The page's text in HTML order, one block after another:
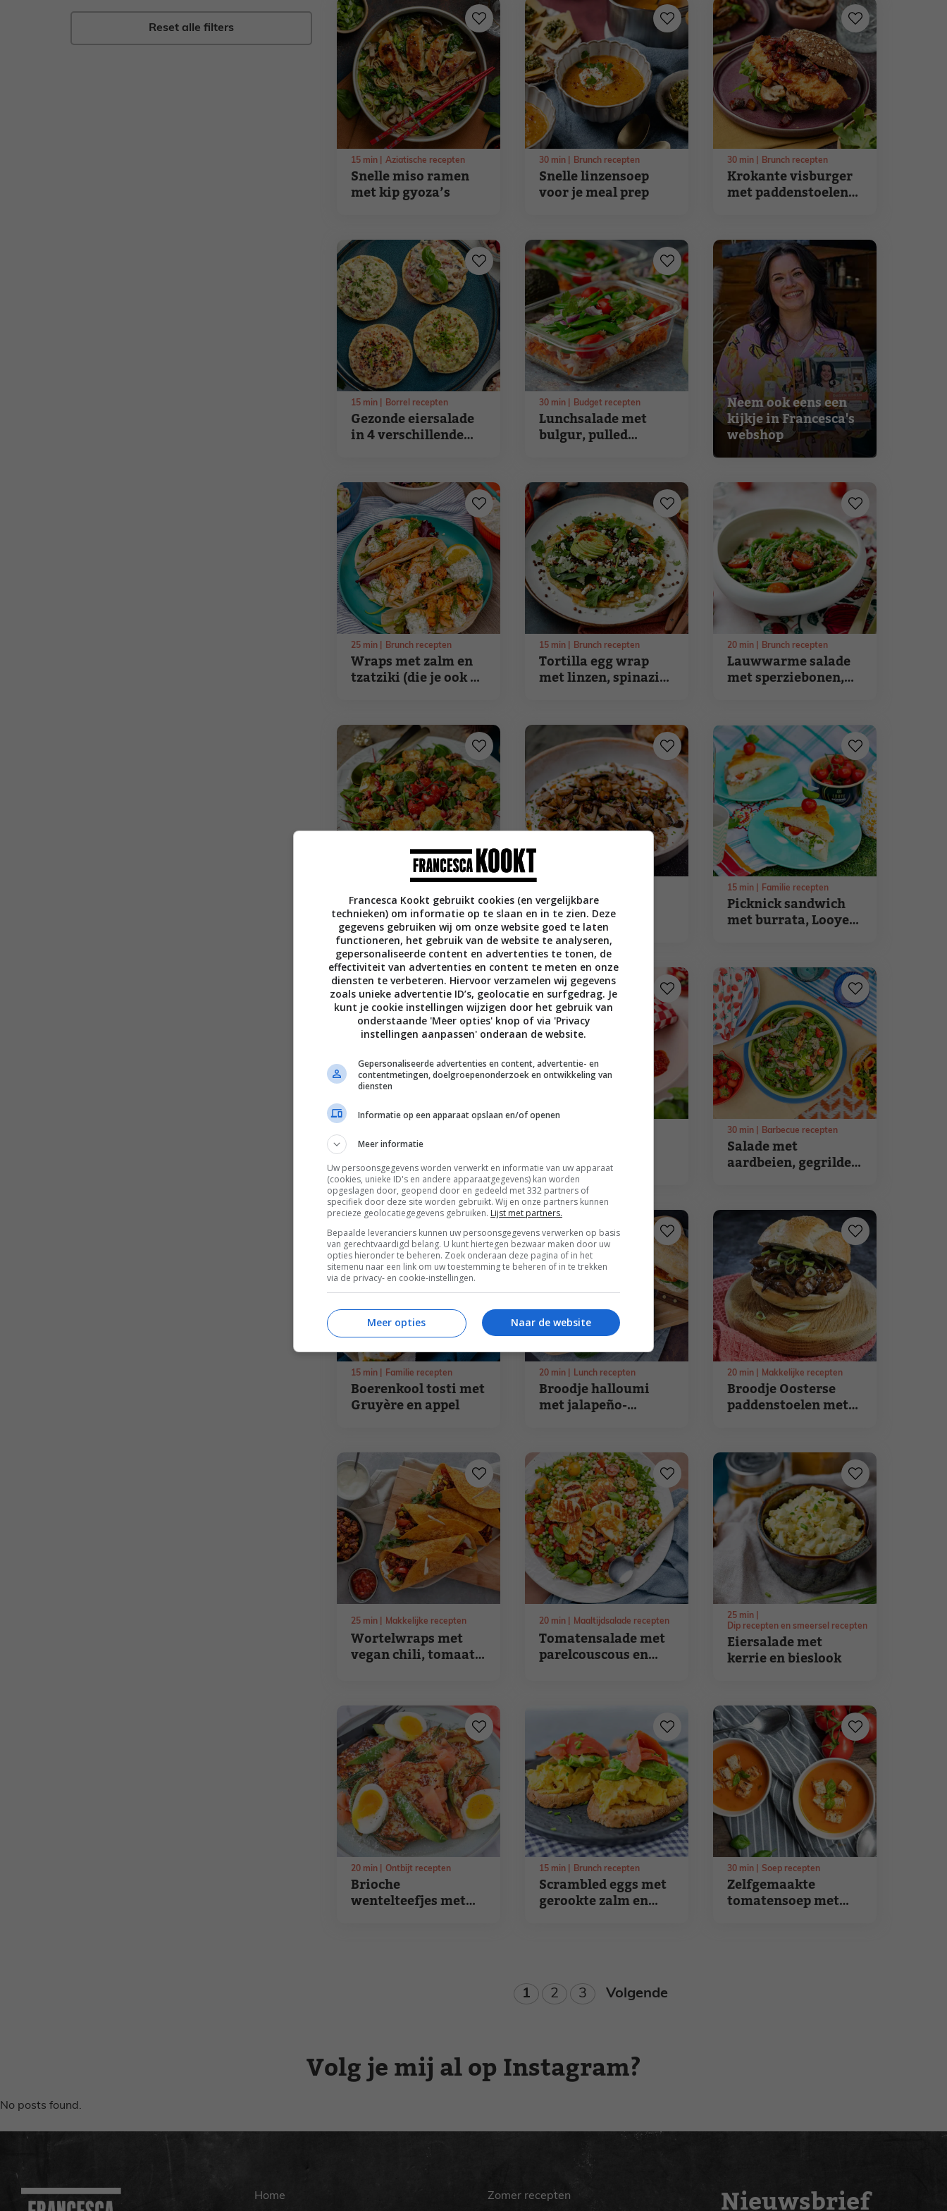
Snelle miso ramen
met kip gyoza’s
15 min Aziatische recepten
Snelle linzensoep
voor je meal prep
30 min Brunch recepten
Krokante visburger
met paddenstoelen
30 min Brunch recepten
Gezonde eiersalade
in 4 verschillende
15 min Borrel recepten
Lunchsalade met
bulgur, pulled
30 min Budget recepten
Neem ook eens een
kijkje in Francesca's
webshop
Wraps met zalm en
tzatziki (die je ook op
25 min Brunch recepten
Tortilla egg wrap
met linzen, spinazie
15 min Brunch recepten
Lauwwarme salade
met sperziebonen,
20 min Brunch recepten
Lunch salade met
brie uit de Airfryer
Hangop met
gebakken
paddenstoelen en
crispy chili olie
Picknick sandwich
met burrata, Looye
15 min Familie recepten
Witlofsalade met
gerookte kip, biet en
sinaasappel
avocado,
kikkererwten en
geroosterde paprika
Salade met
aardbeien, gegrilde
30 min Barbecue recepten
Boerenkool tosti met
Gruyère en appel
15 min Familie recepten
Broodje halloumi
met jalapeño-
20 min Lunch recepten
Broodje Oosterse
paddenstoelen met
20 min Makkelijke recepten
Wortelwraps met
vegan chili, tomaat
25 min Makkelijke recepten
Tomatensalade met
parelcouscous en
20 min Maaltijdsalade recepten
Eiersalade met
kerrie en bieslook
25 min
Dip recepten en smeersel recepten
Brioche
wentelteefjes met
20 min Ontbijt recepten
Scrambled eggs met
gerookte zalm en
15 min Brunch recepten
Zelfgemaakte
tomatensoep met
30 min Soep recepten
Pagina
1 Pagina
2 Pagina
3 Volgende
Reset alle filters
Volg je mij al op Instagram?
No posts found.
Home Zomer recepten Nieuwsbrief
Francesca Kookt gebruikt cookies (en vergelijkbare
technieken) om informatie op te slaan en in te zien. Deze
gegevens gebruiken wij om onze website goed te laten
functioneren, het gebruik van de website te analyseren,
gepersonaliseerde content en advertenties te tonen, de
effectiviteit van advertenties en content te meten en onze
diensten te verbeteren. Hiervoor verzamelen wij gegevens
zoals unieke advertentie ID’s, geolocatie en surfgedrag. Je
kunt je cookie instellingen wijzigen door het gebruik van
onderstaande 'Meer opties' knop of via 'Privacy
instellingen aanpassen' onderaan de website.
Gepersonaliseerde advertenties en content, advertentie- en
contentmetingen, doelgroepenonderzoek en ontwikkeling van
diensten
Informatie op een apparaat opslaan en/of openen
Meer informatie
Uw persoonsgegevens worden verwerkt en informatie van uw apparaat
(cookies, unieke ID's en andere apparaatgegevens) kan worden
opgeslagen door, geopend door en gedeeld met 332 partners of
specifiek door deze site worden gebruikt. Wij en onze partners kunnen
precieze geolocatiegegevens gebruiken. Lijst met partners.
Bepaalde leveranciers kunnen uw persoonsgegevens verwerken op basis
van gerechtvaardigd belang. U kunt hiertegen bezwaar maken door uw
opties hieronder te beheren. Zoek onderaan deze pagina of in het
sitemenu naar een link om uw toestemming te beheren of in te trekken
via de privacy- en cookie-instellingen.
Naar de website
Meer opties